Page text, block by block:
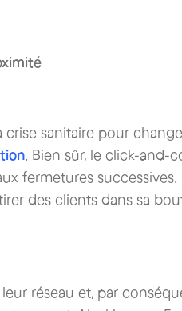
crise sanitaire pour
. Bien sûr, le click-and-
fermetures successives.
des clients dans sa
réseau et, par